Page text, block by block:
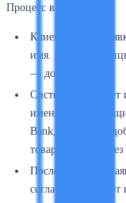
Процесс выглядит так:
Клиент подаёт
имя. Для
— до 15.
Система проверяет
имена,
Bank, Police и
товарные знаки
После проверки
согласования — от